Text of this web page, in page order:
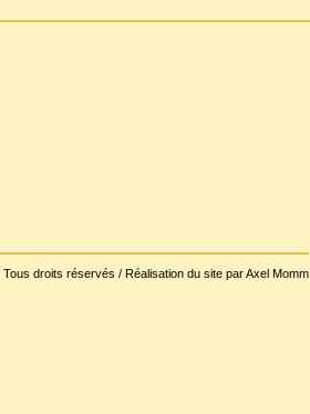
Tous droits réservés / Réalisation du site par Axel Momm